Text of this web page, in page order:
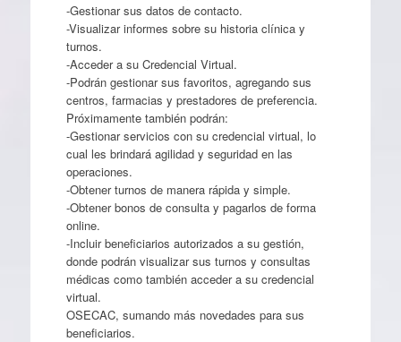
-Gestionar sus datos de contacto.
-Visualizar informes sobre su historia clínica y
turnos.
-Acceder a su Credencial Virtual.
-Podrán gestionar sus favoritos, agregando sus
centros, farmacias y prestadores de preferencia.
Próximamente también podrán:
-Gestionar servicios con su credencial virtual, lo
cual les brindará agilidad y seguridad en las
operaciones.
-Obtener turnos de manera rápida y simple.
-Obtener bonos de consulta y pagarlos de forma
online.
-Incluir beneficiarios autorizados a su gestión,
donde podrán visualizar sus turnos y consultas
médicas como también acceder a su credencial
virtual.
OSECAC, sumando más novedades para sus
beneficiarios.